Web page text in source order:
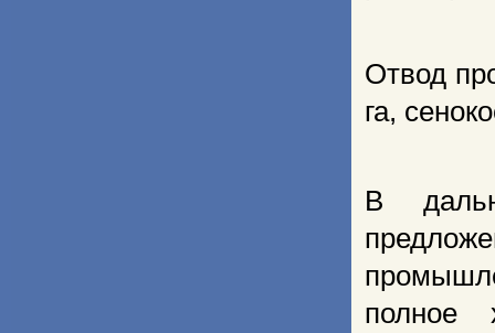
Отвод
га,
В
полное